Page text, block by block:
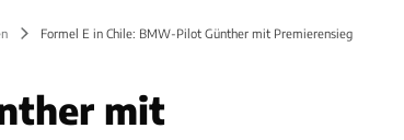
Formel E in Chile: BMW-Pilot Günther mit Premierensieg
mit